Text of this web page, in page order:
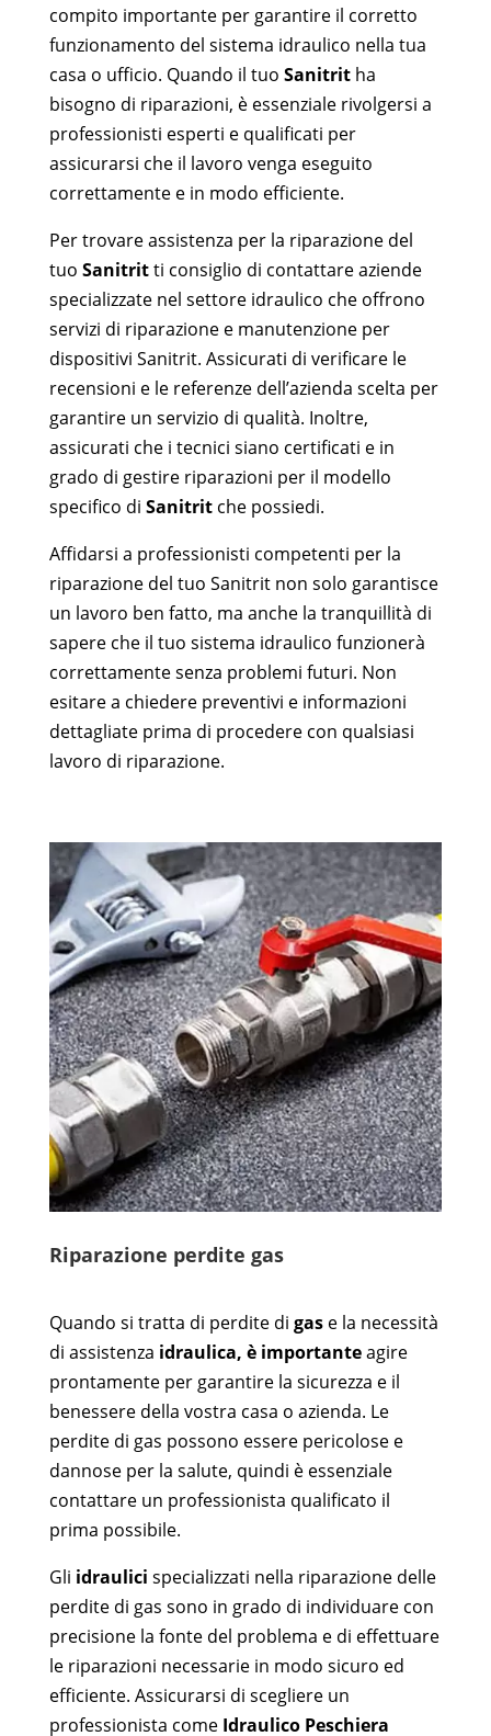
compito importante per garantire il corretto
funzionamento del sistema idraulico nella tua
casa o ufficio. Quando il tuo Sanitritha
bisogno di riparazioni, è essenziale rivolgersi a
professionisti esperti e qualificati per
assicurarsi che il lavoro venga eseguito
correttamente e in modo efficiente.
Per trovare assistenza per la riparazione del
tuo Sanitritti consiglio di contattare aziende
specializzate nel settore idraulico che offrono
servizi di riparazione e manutenzione per
dispositivi Sanitrit. Assicurati di verificare le
recensioni e le referenze dell’azienda scelta per
garantire un servizio di qualità. Inoltre,
assicurati che i tecnici siano certificati e in
grado di gestire riparazioni per il modello
specifico di Sanitritche possiedi.
Affidarsi a professionisti competenti per la
riparazione del tuo Sanitrit non solo garantisce
un lavoro ben fatto, ma anche la tranquillità di
sapere che il tuo sistema idraulico funzionerà
correttamente senza problemi futuri. Non
esitare a chiedere preventivi e informazioni
dettagliate prima di procedere con qualsiasi
lavoro di riparazione.
Riparazione perdite gas
Quando si tratta di perdite di gas e la necessità
di assistenza idraulica, è importanteagire
prontamente per garantire la sicurezza e il
benessere della vostra casa o azienda. Le
perdite di gas possono essere pericolose e
dannose per la salute, quindi è essenziale
contattare un professionista qualificato il
prima possibile.
Gli idraulici specializzati nella riparazione delle
perdite di gas sono in grado di individuare con
precisione la fonte del problema e di effettuare
le riparazioni necessarie in modo sicuro ed
efficiente. Assicurarsi di scegliere un
professionista come Idraulico Peschiera